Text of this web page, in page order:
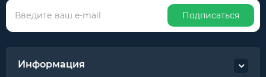
Подписаться
Информация